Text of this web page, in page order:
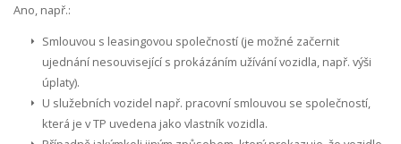
Ano, např.:
Smlouvou s leasingovou společností (je možné začernit
ujednání nesouvisející s prokázáním užívání vozidla, např. výši
úplaty).
U služebních vozidel např. pracovní smlouvou se společností,
která je v TP uvedena jako vlastník vozidla.